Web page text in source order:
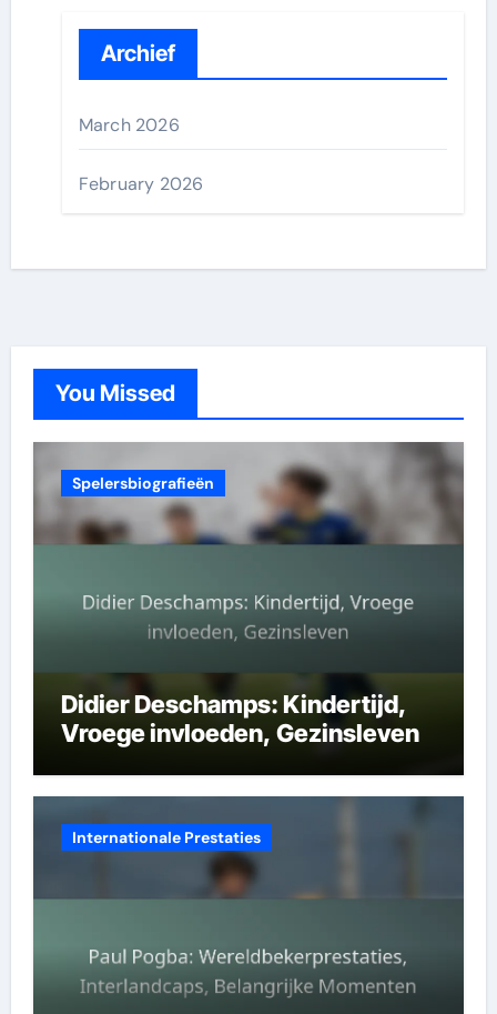
Archief
March 2026
February 2026
You Missed
Spelersbiografieën
Didier Deschamps: Kindertijd,
Vroege invloeden, Gezinsleven
Internationale Prestaties